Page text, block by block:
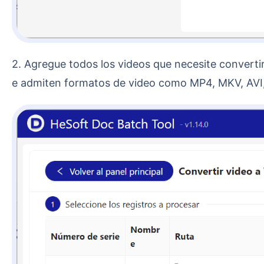
2. Agregue todos los videos que necesite convertir. Puede hacer clic en añadir archivos o importar desde una carpeta, o simplemente arrastrar y soltar. S
e admiten formatos de video como MP4, MKV,